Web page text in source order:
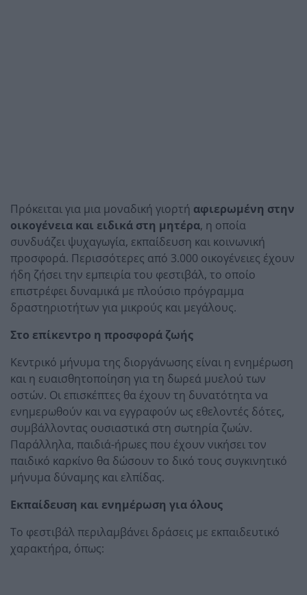
Πρόκειται για μια μοναδική γιορτή αφιερωμένη στην
οικογένεια και ειδικά στη μητέρα, η οποία
συνδυάζει ψυχαγωγία, εκπαίδευση και κοινωνική
προσφορά. Περισσότερες από 3.000 οικογένειες έχουν
ήδη ζήσει την εμπειρία του φεστιβάλ, το οποίο
επιστρέφει δυναμικά με πλούσιο πρόγραμμα
δραστηριοτήτων για μικρούς και μεγάλους.
Στο επίκεντρο η προσφορά ζωής
Κεντρικό μήνυμα της διοργάνωσης είναι η ενημέρωση
και η ευαισθητοποίηση για τη δωρεά μυελού των
οστών. Οι επισκέπτες θα έχουν τη δυνατότητα να
ενημερωθούν και να εγγραφούν ως εθελοντές δότες,
συμβάλλοντας ουσιαστικά στη σωτηρία ζωών.
Παράλληλα, παιδιά-ήρωες που έχουν νικήσει τον
παιδικό καρκίνο θα δώσουν το δικό τους συγκινητικό
μήνυμα δύναμης και ελπίδας.
Εκπαίδευση και ενημέρωση για όλους
Το φεστιβάλ περιλαμβάνει δράσεις με εκπαιδευτικό
χαρακτήρα, όπως: